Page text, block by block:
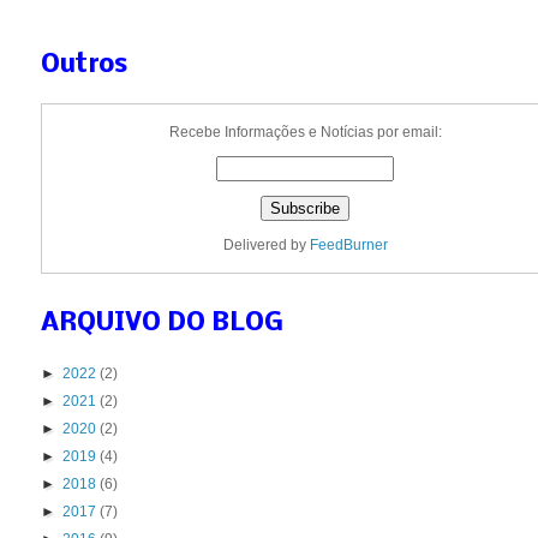
Outros
Recebe Informações e Notícias por email:
Delivered by FeedBurner
ARQUIVO DO BLOG
► 2022 (2)
► 2021 (2)
► 2020 (2)
► 2019 (4)
► 2018 (6)
► 2017 (7)